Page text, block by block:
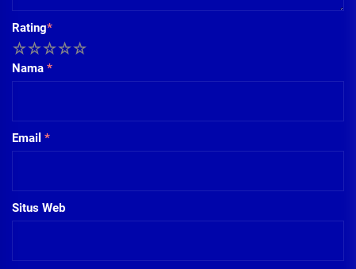
Rating*
5
4
3
2
Nama *
Email *
Situs Web